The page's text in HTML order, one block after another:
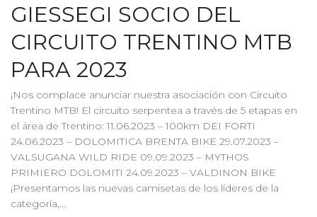
GIESSEGI SOCIO DEL
CIRCUITO TRENTINO MTB
PARA 2023
¡Nos complace anunciar nuestra asociación con Circuito
Trentino MTB! El circuito serpentea a través de 5 etapas en
el área de Trentino: 11.06.2023 – 100km DEI FORTI
24.06.2023 – DOLOMITICA BRENTA BIKE 29.07.2023 –
VALSUGANA WILD RIDE 09.09.2023 – MYTHOS
PRIMIERO DOLOMITI 24.09.2023 – VALDINON BIKE
¡Presentamos las nuevas camisetas de los líderes de la
categoría,...